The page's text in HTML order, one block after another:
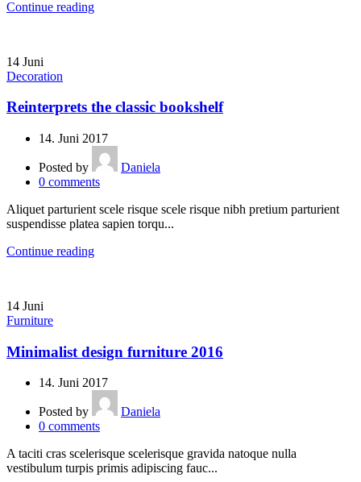
Continue reading
14 Juni
Decoration
Reinterprets the classic bookshelf
14. Juni 2017
Posted by
Daniela
0 comments
Aliquet parturient scele risque scele risque nibh pretium parturient
suspendisse platea sapien torqu...
Continue reading
14 Juni
Furniture
Minimalist design furniture 2016
14. Juni 2017
Posted by
Daniela
0 comments
A taciti cras scelerisque scelerisque gravida natoque nulla
vestibulum turpis primis adipiscing fauc...